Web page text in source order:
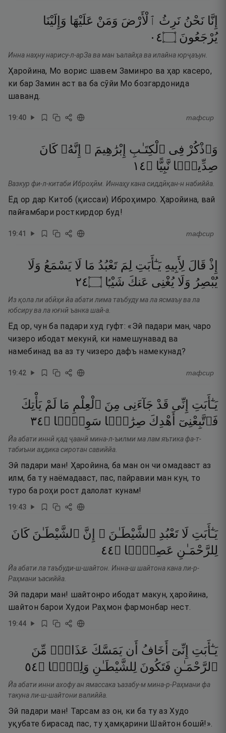
إِنَّا نَحْنُ نَرِثُ ٱلْأَرْضَ وَمَنْ عَلَيْهَا وَإِلَيْنَا
يُرْجَعُونَ ۝٤٠
Инна наҳну нарису-л-арЗа ва ман ъалайҳа ва илайна юрҷаъун.
Ҳаройина, Мо ворис шавем Заминро ва ҳар касеро,
ки бар Замин аст ва ба сӯйи Мо бозгардонида
шаванд.
19:40 тафсир
وَٱذْكُرْ فِى ٱلْكِتَـٰبِ إِبْرَٰهِيمَ ۚ إِنَّهُۥ كَانَ
صِدِّيقًۭا نَّبِيًّا ۝٤١
Вазкур фи-л-китаби Иброҳӣм. Иннаҳу кана сиддӣқан-н набиййа.
Ёд ор дар Китоб (қиссаи) Иброҳимро. Ҳаройина, вай
пайғамбари росткирдор буд!
19:41 тафсир
إِذْ قَالَ لِأَبِيهِ يَـٰٓأَبَتِ لِمَ تَعْبُدُ مَا لَا يَسْمَعُ وَلَا
يُبْصِرُ وَلَا يُغْنِى عَنكَ شَيْـًۭٔا ۝٤٢
Из қола ли абӣҳи йа абати лима таъбуду ма ла ясмаъу ва ла
юбсиру ва ла юғнӣ ъанка шай-а.
Ёд ор, чун ба падари худ гуфт: «Эй падари ман, чаро
чизеро ибодат мекунӣ, ки намешунавад ва
намебинад ва аз ту чизеро дафъ намекунад?
19:42 тафсир
يَـٰٓأَبَتِ إِنِّى قَدْ جَآءَنِى مِنَ ٱلْعِلْمِ مَا لَمْ يَأْتِكَ
فَٱتَّبِعْنِىٓ
أَهْدِكَ صِرَٰطًۭا سَوِيًّۭا ۝٤٣
Йа абати иннӣ қад ҷаанӣ мина-л-ъилми ма лам яътика фа-т-
табиъни аҳдика сиротан савиййа.
Эй падари ман! Ҳаройина, ба ман он чи омадааст аз
илм, ба ту наёмадааст, пас, пайравии ман кун, то
туро ба роҳи рост далолат кунам!
19:43
يَـٰٓأَبَتِ لَا تَعْبُدِ ٱلشَّيْطَـٰنَ ۖ إِنَّ ٱلشَّيْطَـٰنَ كَانَ
لِلرَّحْمَـٰنِ عَصِيًّۭا ۝٤٤
Йа абати ла таъбуди-ш-шайтон. Инна-ш шайтона кана ли-р-
Раҳмани ъасиййа.
Эй падари ман! шайтонро ибодат макун, ҳаройина,
шайтон барои Худои Раҳмон фармонбар нест.
19:44
يَـٰٓأَبَتِ إِنِّىٓ أَخَافُ أَن يَمَسَّكَ عَذَابٌۭ مِّنَ
ٱلرَّحْمَـٰنِ فَتَكُونَ لِلشَّيْطَـٰنِ وَلِيًّۭا ۝٤٥
Йа абати инни ахофу ан ямассака ъазабу-м мина-р-Раҳмани фа
такуна ли-ш-шайтони валиййа.
Эй падари ман! Тарсам аз он, ки ба ту аз Худо
уқубате бирасад пас, ту ҳамқарини Шайтон бошӣ!».